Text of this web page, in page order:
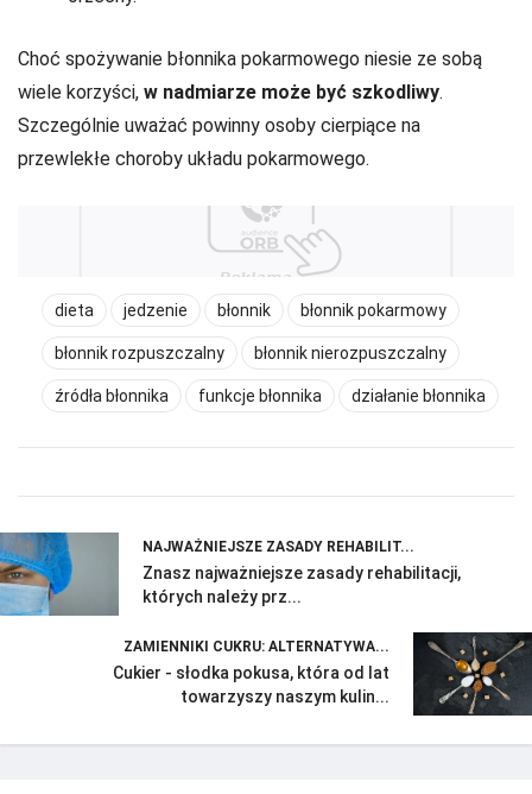
Choć spożywanie błonnika pokarmowego niesie ze sobą
wiele korzyści, w nadmiarze może być szkodliwy.
Szczególnie uważać powinny osoby cierpiące na
przewlekłe choroby układu pokarmowego.
dieta jedzenie błonnik błonnik pokarmowy
błonnik rozpuszczalny błonnik nierozpuszczalny
źródła błonnika funkcje błonnika działanie błonnika
NAJWAŻNIEJSZE ZASADY REHABILIT...
Znasz najważniejsze zasady rehabilitacji,
których należy prz...
ZAMIENNIKI CUKRU: ALTERNATYWA...
Cukier - słodka pokusa, która od lat
towarzyszy naszym kulin...